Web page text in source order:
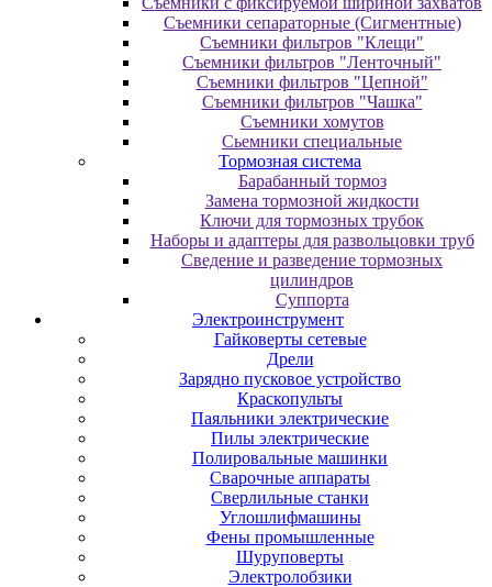
Съемники сепараторные (Сигментные)
Съемники фильтров "Клещи"
Съемники фильтров "Ленточный"
Съемники фильтров "Цепной"
Съемники фильтров "Чашка"
Съемники хомутов
Сьемники специальные
Тормозная система
Барабанный тормоз
Замена тормозной жидкости
Ключи для тормозных трубок
Наборы и адаптеры для развольцовки труб
Сведение и разведение тормозных
цилиндров
Суппорта
Электроинструмент
Гайковерты сетевые
Дрели
Зарядно пусковое устройство
Краскопульты
Паяльники электрические
Пилы электрические
Полировальные машинки
Сварочные аппараты
Сверлильные станки
Углошлифмашины
Фены промышленные
Шуруповерты
Электролобзики